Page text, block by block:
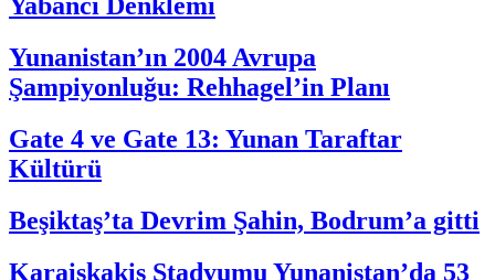
Yabancı Denklemi
Yunanistan’ın 2004 Avrupa
Şampiyonluğu: Rehhagel’in Planı
Gate 4 ve Gate 13: Yunan Taraftar
Kültürü
Beşiktaş’ta Devrim Şahin, Bodrum’a gitti
Karaiskakis Stadyumu Yunanistan’da 53